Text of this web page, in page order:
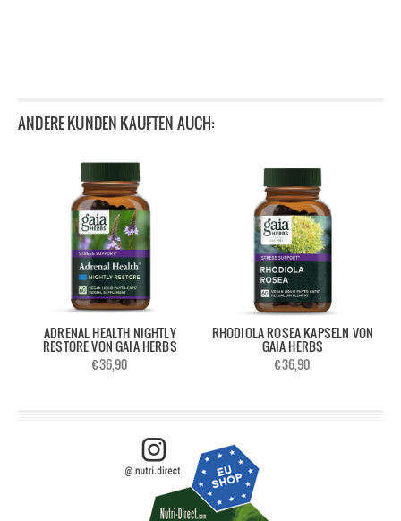
ANDERE KUNDEN KAUFTEN AUCH:
ADRENAL HEALTH NIGHTLY
RESTORE VON GAIA HERBS
€36,90
RHODIOLA ROSEA KAPSELN VON
GAIA HERBS
€36,90